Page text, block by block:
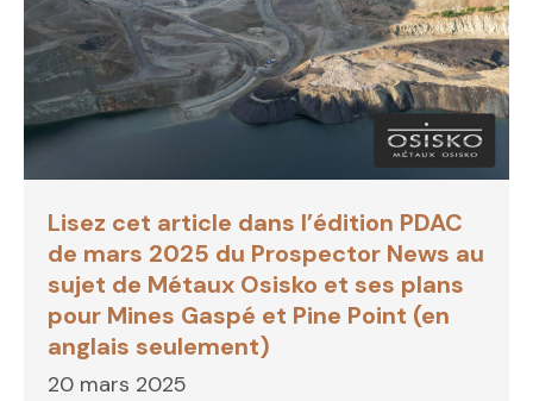
Lisez cet article dans l’édition PDAC
de mars 2025 du Prospector News au
sujet de Métaux Osisko et ses plans
pour Mines Gaspé et Pine Point (en
anglais seulement)
20 mars 2025